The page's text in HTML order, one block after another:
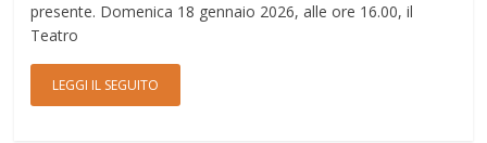
presente. Domenica 18 gennaio 2026, alle ore 16.00, il
Teatro
LEGGI IL SEGUITO